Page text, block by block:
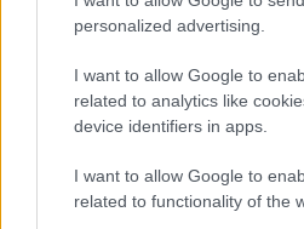
personalized advertising.
I want to allow Google to
related to analytics like
device identifiers in apps.
I want to allow Google to
related to functionality of the
20km fellesstart klassisk
19:20: Start 20km kvinner
20:10: Start 20km menn
20:50: Målgang menn